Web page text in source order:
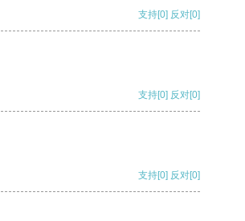
支持[0] 反对[0]
支持[0] 反对[0]
支持[0] 反对[0]